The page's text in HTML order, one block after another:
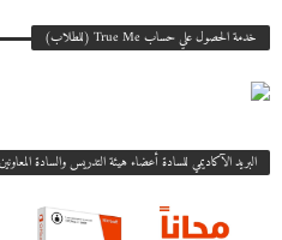
خدمة الحصول علي حساب True Me (للطلاب)
البريد الآكاديمي للسادة أعضاء هيئة التدريس والسادة